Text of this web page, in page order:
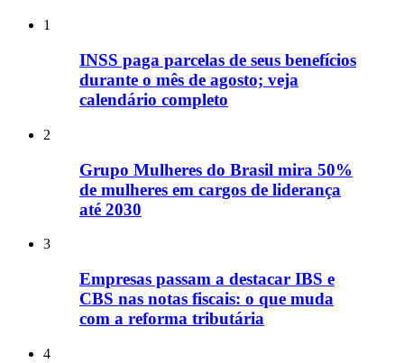
1
INSS paga parcelas de seus benefícios
durante o mês de agosto; veja
calendário completo
2
Grupo Mulheres do Brasil mira 50%
de mulheres em cargos de liderança
até 2030
3
Empresas passam a destacar IBS e
CBS nas notas fiscais: o que muda
com a reforma tributária
4